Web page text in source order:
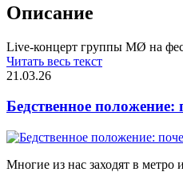
Описание
Live-концерт группы MØ на
Читать весь текст
21.03.26
Бедственное
Многие из нас заходят в